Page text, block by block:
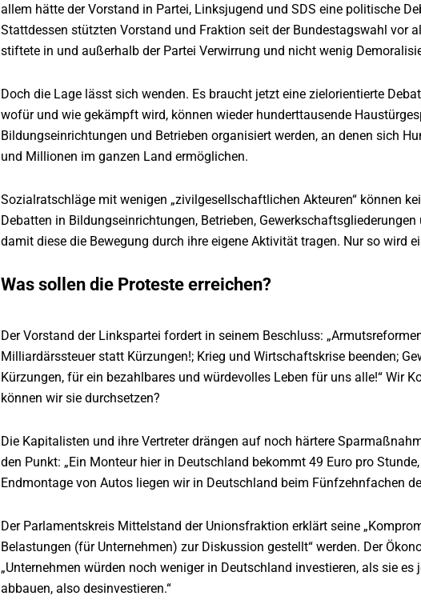
allem hätte der Vorstand in Partei, Linksjugend und SDS eine politische
Stattdessen stützten Vorstand und Fraktion seit der Bundestagswahl vor
stiftete in und außerhalb der Partei Verwirrung und nicht wenig
Doch die Lage lässt sich wenden. Es braucht jetzt eine zielorientierte
wofür und wie gekämpft wird, können wieder hunderttausende
Bildungseinrichtungen und Betrieben organisiert werden, an denen sich
und Millionen im ganzen Land ermöglichen.
Sozialratschläge mit wenigen „zivilgesellschaftlichen Akteuren“ können
Debatten in Bildungseinrichtungen, Betrieben,
damit diese die Bewegung durch ihre eigene Aktivität tragen. Nur so wird
Was sollen die Proteste erreichen?
Der Vorstand der Linkspartei fordert in seinem Beschluss:
Milliardärssteuer statt Kürzungen!; Krieg und Wirtschaftskrise beenden;
Kürzungen, für ein bezahlbares und würdevolles Leben für uns alle!“ Wir
können wir sie durchsetzen?
Die Kapitalisten und ihre Vertreter drängen auf noch härtere
den Punkt: „Ein Monteur hier in Deutschland bekommt 49 Euro pro
Endmontage von Autos liegen wir in Deutschland beim Fünfzehnfachen
Der Parlamentskreis Mittelstand der Unionsfraktion erklärt seine
Belastungen (für Unternehmen) zur Diskussion gestellt“ werden. Der
„Unternehmen würden noch weniger in Deutschland investieren, als sie
abbauen, also desinvestieren.“